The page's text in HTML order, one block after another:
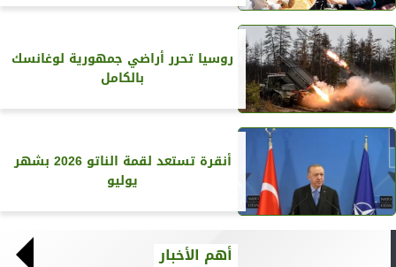
روسيا تحرر أراضي جمهورية لوغانسك
بالكامل
أنقرة تستعد لقمة الناتو 2026 بشهر
يوليو
أهم الأخبار